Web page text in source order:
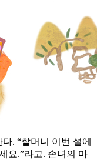
. “할머니 이번 설에
요.”라고. 손녀의 마